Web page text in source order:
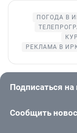
ПОГОДА В
РЕКЛАМА В
Подписаться на
Сообщить